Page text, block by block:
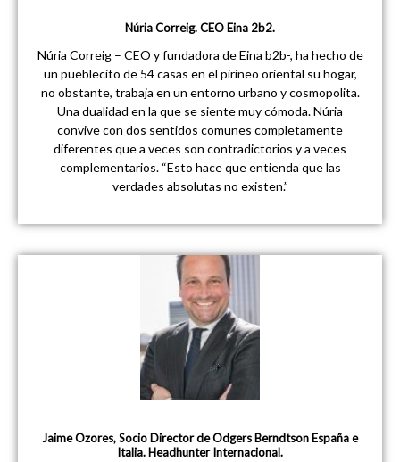
Núria Correig. CEO Eina 2b2.
Núria Correig – CEO y fundadora de Eina b2b-, ha hecho de
un pueblecito de 54 casas en el pirineo oriental su hogar,
no obstante, trabaja en un entorno urbano y cosmopolita.
Una dualidad en la que se siente muy cómoda. Núria
convive con dos sentidos comunes completamente
diferentes que a veces son contradictorios y a veces
complementarios. “Esto hace que entienda que las
verdades absolutas no existen.”
Jaime Ozores, Socio Director de Odgers Berndtson España e
Italia. Headhunter Internacional.